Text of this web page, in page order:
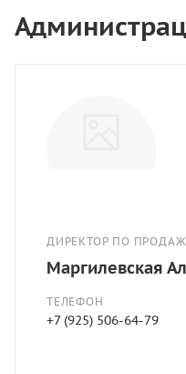
ДИРЕКТОР ПО
Маргилевская
ТЕЛЕФОН
+7 (925) 506-64-79